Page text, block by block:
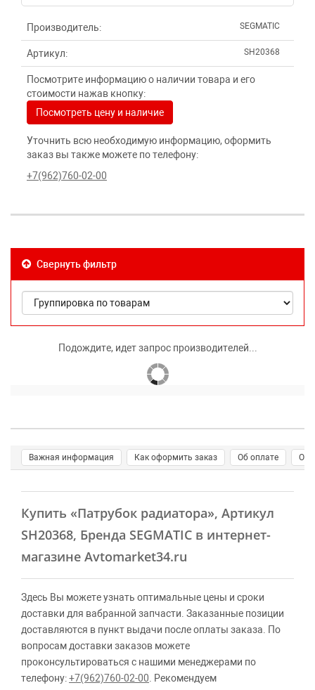
Производитель: SEGMATIC
Артикул: SH20368
Посмотрите информацию о наличии товара и его
стоимости нажав кнопку:
Посмотреть цену и наличие
Уточнить всю необходимую информацию, оформить
заказ вы также можете по телефону:
+7(962)760-02-00
Свернуть фильтр
Подождите, идет запрос производителей...
Важная информация Как оформить заказ Об оплате О
Купить «Патрубок радиатора», Артикул
SH20368, Бренда SEGMATIC в интернет-
магазине Avtomarket34.ru
Здесь Вы можете узнать оптимальные цены и сроки
доставки для вабранной запчасти. Заказанные позиции
доставляются в пункт выдачи после оплаты заказа. По
вопросам доставки заказов можете
проконсультироваться с нашими менеджерами по
телефону:+7(962)760-02-00 . Рекомендуем